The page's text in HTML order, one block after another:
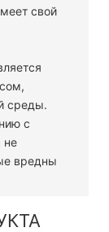
свой
среды.
с
не
вредны